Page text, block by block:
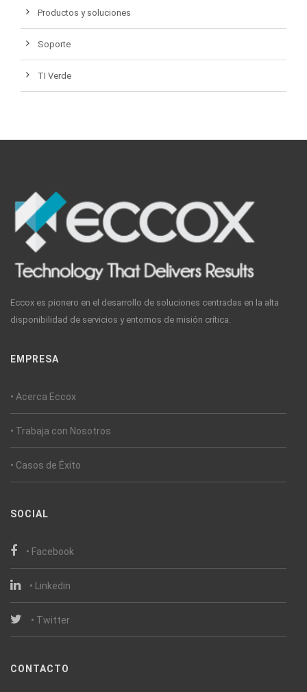
Productos y soluciones
Soporte
TI Verde
Eccox es pionero en el desarrollo de soluciones centradas en la alta
disponibilidad de servicios y entornos de misión crítica.
EMPRESA
• Acerca Eccox
• Trabaja con Nosotros
• Casos de Éxito
SOCIAL
• Facebook
• Linkedin
• Twitter
CONTACTO